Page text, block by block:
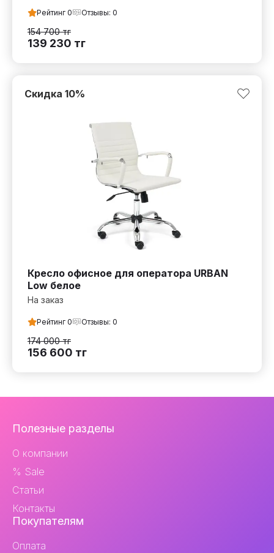
Рейтинг 0 Отзывы: 0
154 700тг
139 230 тг
Кресло офисное для оператора URBAN
Low белое
Скидка 10%
На заказ
Рейтинг 0 Отзывы: 0
174 000тг
156 600 тг
Навигация
контакты
Полезные разделы
О компании
% Sale
Статьи
Контакты
Покупателям
Оплата